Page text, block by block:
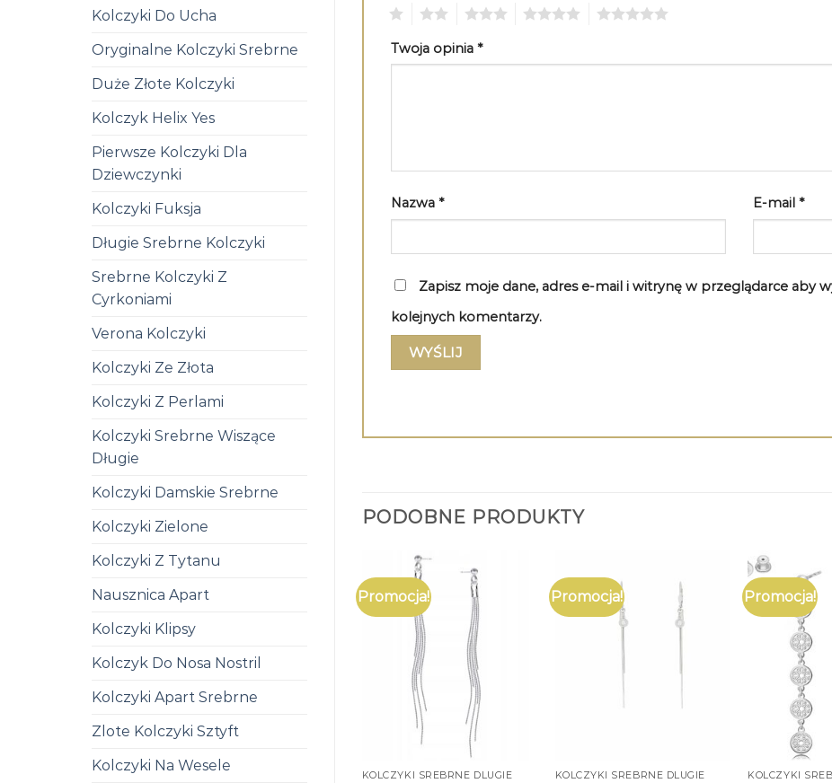
Kolczyki Do Ucha
Oryginalne Kolczyki Srebrne
Duże Złote Kolczyki
Kolczyk Helix Yes
Pierwsze Kolczyki Dla
Dziewczynki
Kolczyki Fuksja
Długie Srebrne Kolczyki
Srebrne Kolczyki Z
Cyrkoniami
Verona Kolczyki
Kolczyki Ze Złota
Kolczyki Z Perlami
Kolczyki Srebrne Wiszące
Długie
Kolczyki Damskie Srebrne
Kolczyki Zielone
Kolczyki Z Tytanu
Nausznica Apart
Kolczyki Klipsy
Kolczyk Do Nosa Nostril
Kolczyki Apart Srebrne
Zlote Kolczyki Sztyft
Kolczyki Na Wesele
Twoja opinia *
Nazwa * E-mail *
Zapisz moje dane, adres e-mail i witrynę w przeglądarce aby
kolejnych komentarzy.
PODOBNE PRODUKTY
Promocja!
KOLCZYKI SREBRNE DLUGIE
Promocja!
KOLCZYKI SREBRNE DLUGIE
Promocja!
KOLCZYKI